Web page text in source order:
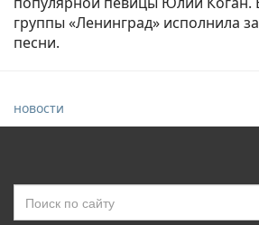
группы «Ленинград» исполнила
песни.
новости